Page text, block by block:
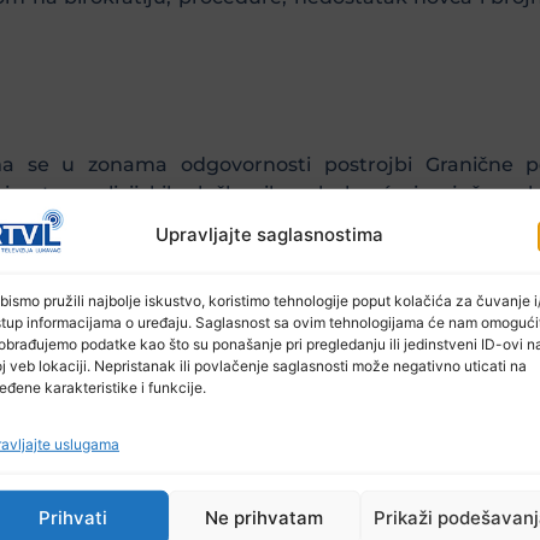
Upravljajte saglasnostima
pružili najbolje iskustvo, koristimo tehnologije poput kolačića za čuvanje
informacijama o uređaju. Saglasnost sa ovim tehnologijama će nam
podatke kao što su ponašanje pri pregledanju ili jedinstveni ID-ovi
veb lokaciji. Nepristanak ili povlačenje saglasnosti može negativno uticati na
karakteristike i funkcije.
uslugama
Prihvati Ne prihvatam Prikaži
se u zonama odgovornosti postrojbi Granične
policijskih službenika, obuhvaća i pojačano
opreme za nadzor granice i druge
otprilike tri godine, Granična policija
Granične policije BiH u jedinice koje su najviše
granica sa Srbijom.
BiH angažiraju policijski službenici Direkcije
nadzora i zaštite državne granice je